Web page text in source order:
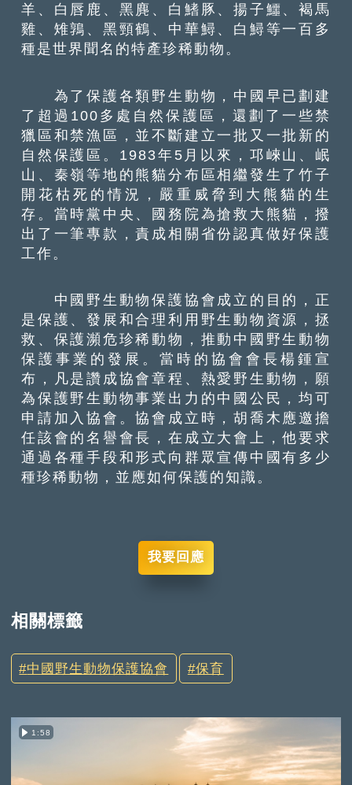
羊、白唇鹿、黑麂、白鰭豚、揚子鱷、褐馬
雞、雉鶉、黑頸鶴、中華鱘、白鱘等一百多
種是世界聞名的特產珍稀動物。
為了保護各類野生動物，中國早已劃建
了超過100多處自然保護區，還劃了一些禁
獵區和禁漁區，並不斷建立一批又一批新的
自然保護區。1983年5月以來，邛崍山、岷
山、秦嶺等地的熊貓分布區相繼發生了竹子
開花枯死的情況，嚴重威脅到大熊貓的生
存。當時黨中央、國務院為搶救大熊貓，撥
出了一筆專款，責成相關省份認真做好保護
工作。
中國野生動物保護協會成立的目的，正
是保護、發展和合理利用野生動物資源，拯
救、保護瀕危珍稀動物，推動中國野生動物
保護事業的發展。當時的協會會長楊鍾宣
布，凡是讚成協會章程、熱愛野生動物，願
為保護野生動物事業出力的中國公民，均可
申請加入協會。協會成立時，胡喬木應邀擔
任該會的名譽會長，在成立大會上，他要求
通過各種手段和形式向群眾宣傳中國有多少
種珍稀動物，並應如何保護的知識。
我要回應
相關標籤
中國野生動物保護協會 保育
1:58